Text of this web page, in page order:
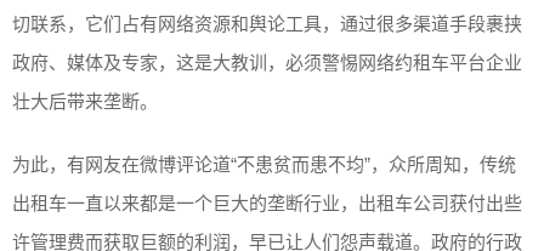
切联系，它们占有网络资源和舆论工具，通过很多渠道手段裹挟
政府、媒体及专家，这是大教训，必须警惕网络约租车平台企业
壮大后带来垄断。
为此，有网友在微博评论道“不患贫而患不均”，众所周知，传统
出租车一直以来都是一个巨大的垄断行业，出租车公司获付出些
许管理费而获取巨额的利润，早已让人们怨声载道。政府的行政